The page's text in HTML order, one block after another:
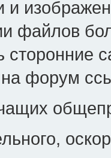
и
файлов
сторонние
форум